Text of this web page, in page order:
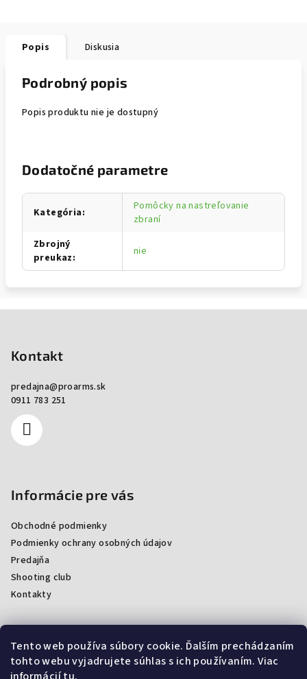
Tento web používa súbory cookie. Ďalším prechádzaním
tohto webu vyjadrujete súhlas s ich používaním. Viac
Popis Diskusia
Podrobný popis
Popis produktu nie je dostupný
Dodatočné parametre
Kategória:
Pomôcky na nastreľovanie
zbraní
Zbrojný
preukaz: nie
Kontakt
predajna@proarms.sk
0911 783 251
Informácie pre vás
Obchodné podmienky
Podmienky ochrany osobných údajov
Predajňa
Shooting club
Kontakty
Facebook